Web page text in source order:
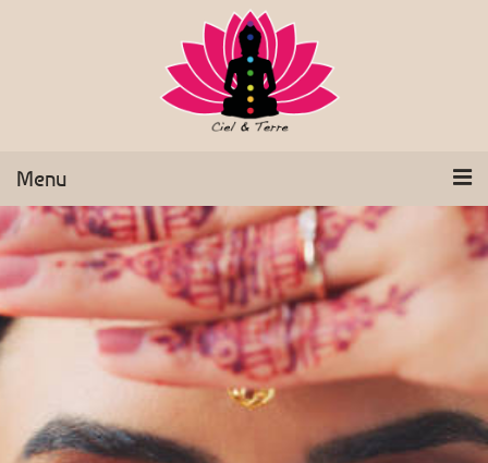
Menu
Accueil
Qui suis-je ?
Magnétisme
Aromathérapie
Shirotchampi